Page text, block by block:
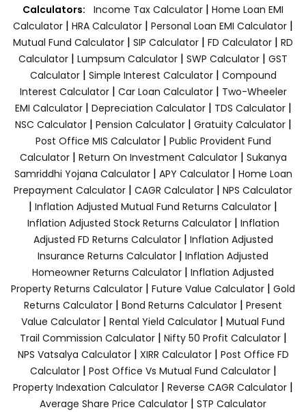
Calculators: Income Tax Calculator | Home Loan EMI
Calculator | HRA Calculator | Personal Loan EMI Calculator |
Mutual Fund Calculator | SIP Calculator | FD Calculator | RD
Calculator | Lumpsum Calculator | SWP Calculator | GST
Calculator| Simple Interest Calculator| Compound
Interest Calculator| Car Loan Calculator| Two-Wheeler
EMI Calculator| Depreciation Calculator| TDS Calculator|
NSC Calculator| Pension Calculator| Gratuity Calculator|
Post Office MIS Calculator| Public Provident Fund
Calculator| Return On Investment Calculator| Sukanya
Samriddhi Yojana Calculator| APY Calculator| Home Loan
Prepayment Calculator | CAGR Calculator | NPS Calculator
| Inflation Adjusted Mutual Fund Returns Calculator |
Inflation Adjusted Stock Returns Calculator| Inflation
Adjusted FD Returns Calculator| Inflation Adjusted
Insurance Returns Calculator | Inflation Adjusted
Homeowner Returns Calculator | Inflation Adjusted
Property Returns Calculator | Future Value Calculator | Gold
Returns Calculator | Bond Returns Calculator | Present
Value Calculator | Rental Yield Calculator | Mutual Fund
Trail Commission Calculator| Nifty 50 Profit Calculator|
NPS Vatsalya Calculator| XIRR Calculator| Post Office FD
Calculator| Post Office Vs Mutual Fund Calculator|
Property Indexation Calculator | Reverse CAGR Calculator |
Average Share Price Calculator | STP Calculator